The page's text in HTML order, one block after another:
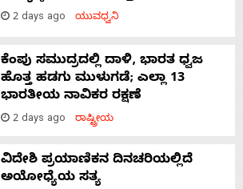
2 days ago ಯುವಧ್ವನಿ
ಕೆಂಪು ಸಮುದ್ರದಲ್ಲಿ ದಾಳಿ, ಭಾರತ ಧ್ವಜ
ಹೊತ್ತ ಹಡಗು ಮುಳುಗಡೆ; ಎಲ್ಲಾ 13
ಭಾರತೀಯ ನಾವಿಕರ ರಕ್ಷಣೆ
2 days ago ರಾಷ್ಟ್ರೀಯ
ವಿದೇಶಿ ಪ್ರಯಾಣಿಕನ ದಿನಚರಿಯಲ್ಲಿದೆ
ಅಯೋಧ್ಯೆಯ ಸತ್ಯ